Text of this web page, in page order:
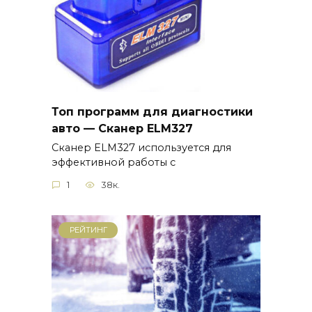
Топ программ для диагностики
авто — Сканер ELM327
Сканер ELM327 используется для
эффективной работы с
1 38к.
РЕЙТИНГ